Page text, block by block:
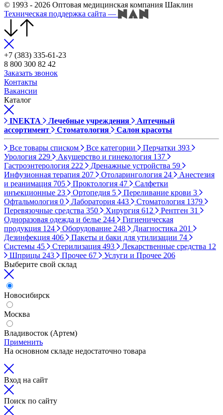
© 1993 - 2026 Оптовая медицинская компания Шаклин
Техническая поддержка сайта —
+7 (383) 335-61-23
8 800 300 82 42
Заказать звонок
Контакты
Вакансии
Каталог
INEKTA Лечебные учреждения
Аптечный
ассортимент
Стоматология Салон красоты
Все товары списком Все категории Перчатки 393
Урология 229 Акушерство и гинекология 137
Гастроэнтерология 222 Дренажные устройства 59
Инфузионная терапия 207 Отоларингология 24
Анестезия
и реанимация 705 Проктология 47
Салфетки
инъекционные 23 Ортопедия 5 Переливание крови 3
Офтальмология 0 Лаборатория 443 Стоматология 1379
Перевязочные средства 350 Хирургия 612 Рентген 31
Одноразовая одежда и белье 244
Гигиеническая
продукция 124 Оборудование 248 Диагностика 201
Дезинфекция 406 Пакеты и баки для утилизации 74
Системы 45 Стерилизация 493 Лекарственные средства 12
Шприцы 243 Прочее 67 Услуги и Прочее 206
Выберите свой склад
Новосибирск
Москва
Владивосток (Артем)
Применить
На основном складе недостаточно товара
Вход на сайт
Поиск по сайту